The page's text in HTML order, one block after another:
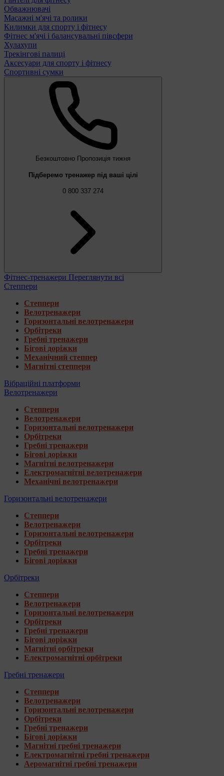
Обважнювачі
Масажні м'ячі та ролики
Килимки для спорту і фітнесу
Фітнес м'ячі і балансувальні півсфери
Хулахупи
Трекінгові палиці
Аксесуари для спорту і фітнесу
Спортивні сумки
Безкоштовно Пропозиція тижня
Підберемо тренажер під ваші цілі
0 800 337 274
Фітнес-тренажери Переглянути всі
Степпери
Степпери
Велотренажери
Горизонтальні велотренажери
Орбітреки
Гребні тренажери
Бігові доріжки
Механічний степпер
Магнітні степпери
Вібраційні платформи
Велотренажери
Степпери
Велотренажери
Горизонтальні велотренажери
Орбітреки
Гребні тренажери
Бігові доріжки
Магнітні велотренажери
Електромагнітні велотренажери
Механічні велотренажери
Горизонтальні велотренажери
Степпери
Велотренажери
Горизонтальні велотренажери
Орбітреки
Гребні тренажери
Бігові доріжки
Орбітреки
Степпери
Велотренажери
Горизонтальні велотренажери
Орбітреки
Гребні тренажери
Бігові доріжки
Магнітні орбітреки
Електромагнітні орбітреки
Гребні тренажери
Степпери
Велотренажери
Горизонтальні велотренажери
Орбітреки
Гребні тренажери
Бігові доріжки
Магнітні гребні тренажери
Електромагнітні гребні тренажери
Аеромагнітні гребні тренажери